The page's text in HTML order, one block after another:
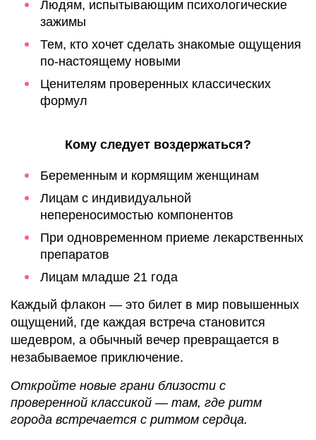
Людям, испытывающим психологические
зажимы
Тем, кто хочет сделать знакомые ощущения
по-настоящему новыми
Ценителям проверенных классических
формул
Кому следует воздержаться?
Беременным и кормящим женщинам
Лицам с индивидуальной
непереносимостью компонентов
При одновременном приеме лекарственных
препаратов
Лицам младше 21 года
Каждый флакон — это билет в мир повышенных
ощущений, где каждая встреча становится
шедевром, а обычный вечер превращается в
незабываемое приключение.
Откройте новые грани близости с
проверенной классикой — там, где ритм
города встречается с ритмом сердца.